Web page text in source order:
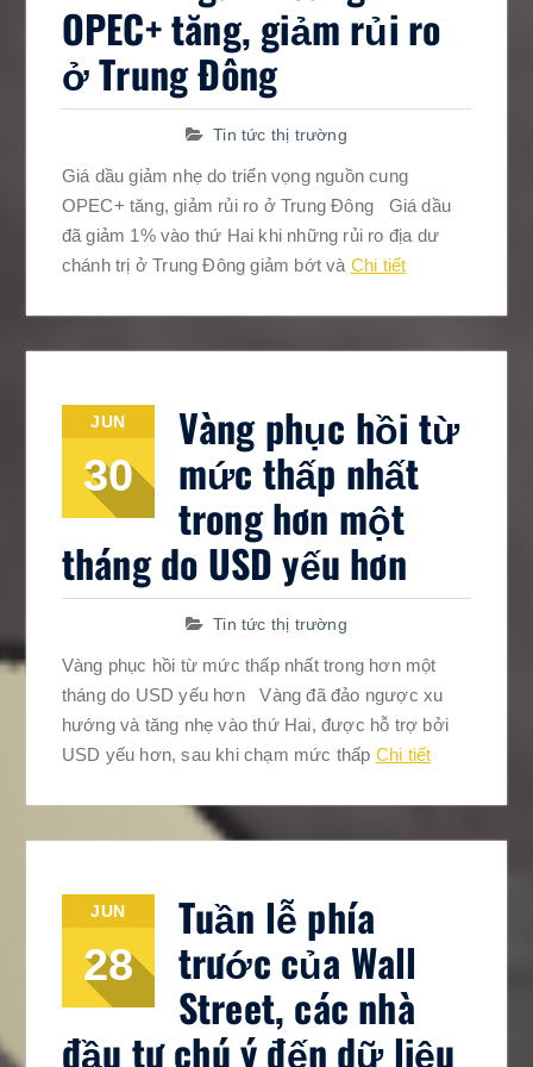
OPEC+ tăng, giảm rủi ro
ở Trung Đông
Tin tức thị trường
Giá dầu giảm nhẹ do triển vọng nguồn cung
OPEC+ tăng, giảm rủi ro ở Trung Đông Giá dầu
đã giảm 1% vào thứ Hai khi những rủi ro địa dư
chánh trị ở Trung Đông giảm bớt và Chi tiết
JUN
30
Vàng phục hồi từ
mức thấp nhất
trong hơn một
tháng do USD yếu hơn
Tin tức thị trường
Vàng phục hồi từ mức thấp nhất trong hơn một
tháng do USD yếu hơn Vàng đã đảo ngược xu
hướng và tăng nhẹ vào thứ Hai, được hỗ trợ bởi
USD yếu hơn, sau khi chạm mức thấp Chi tiết
JUN
28
Tuần lễ phía
trước của Wall
Street, các nhà
đầu tư chú ý đến dữ liệu